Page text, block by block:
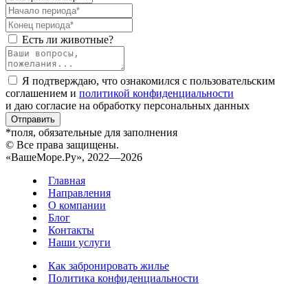
Есть ли животные?
Я подтверждаю, что ознакомился с пользовательским
соглашением и политикой конфиденциальности
и даю согласие на обработку персональных данных
Отправить
*поля, обязательные для заполнения
© Все права защищены.
«ВашеМоре.Ру», 2022—2026
Главная
Направления
О компании
Блог
Контакты
Наши услуги
Как забронировать жилье
Политика конфиденциальности